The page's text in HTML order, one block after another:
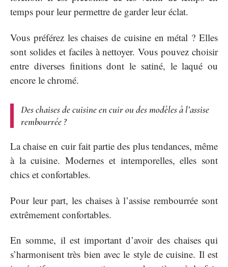
temps pour leur permettre de garder leur éclat.
Vous préférez les chaises de cuisine en métal ? Elles
sont solides et faciles à nettoyer. Vous pouvez choisir
entre diverses finitions dont le satiné, le laqué ou
encore le chromé.
Des chaises de cuisine en cuir ou des modèles à l’assise
rembourrée ?
La chaise en cuir fait partie des plus tendances, même
à la cuisine. Modernes et intemporelles, elles sont
chics et confortables.
Pour leur part, les chaises à l’assise rembourrée sont
extrêmement confortables.
En somme, il est important d’avoir des chaises qui
s’harmonisent très bien avec le style de cuisine. Il est